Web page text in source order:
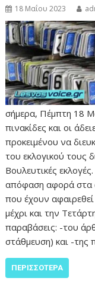
18 Μαΐου 2023
σήμερα, Πέμπτη 18
πινακίδες και οι
προκειμένου να
του εκλογικού τους
Βουλευτικές
απόφαση αφορά στα
που έχουν αφαιρεθεί
μέχρι και την
παραβάσεις: -του
στάθμευση) και -
ΠΕΡΙΣΣΌΤΕΡΑ